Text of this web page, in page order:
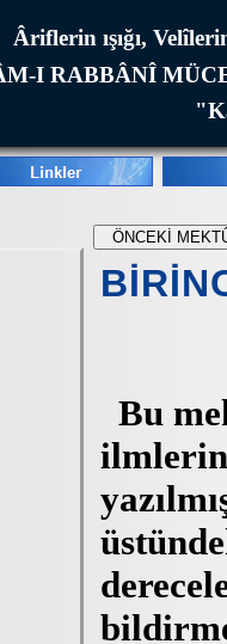
Âriflerin ışığı,
I RABBÂNÎ